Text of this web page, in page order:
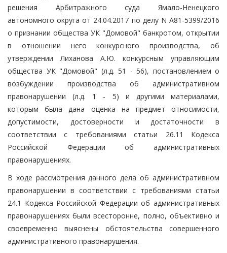
решения Арбитражного суда Ямало-Ненецкого
автономного округа от 24.04.2017 по делу N А81-5399/2016
о признании общества УК "Домовой" банкротом, открытии
в отношении него конкурсного производства, об
утверждении Лиханова А.Ю. конкурсным управляющим
общества УК "Домовой" (л.д. 51 - 56), постановлением о
возбуждении производства об административном
правонарушении (л.д. 1 - 5) и другими материалами,
которым была дана оценка на предмет относимости,
допустимости, достоверности и достаточности в
соответствии с требованиями статьи 26.11 Кодекса
Российской Федерации об административных
правонарушениях.
В ходе рассмотрения данного дела об административном
правонарушении в соответствии с требованиями статьи
24.1 Кодекса Российской Федерации об административных
правонарушениях были всесторонне, полно, объективно и
своевременно выяснены обстоятельства совершенного
административного правонарушения.